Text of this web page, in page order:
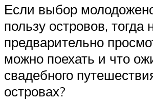
Если выбор
пользу островов, тогда
предварительно
можно поехать и что
свадебного
островах?